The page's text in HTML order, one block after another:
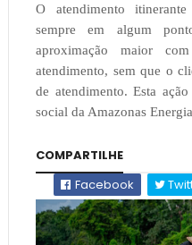
O atendimento
sempre em algum
aproximação maior
atendimento, sem que o
de atendimento. Esta
social da Amazonas
COMPARTILHE
Facebook